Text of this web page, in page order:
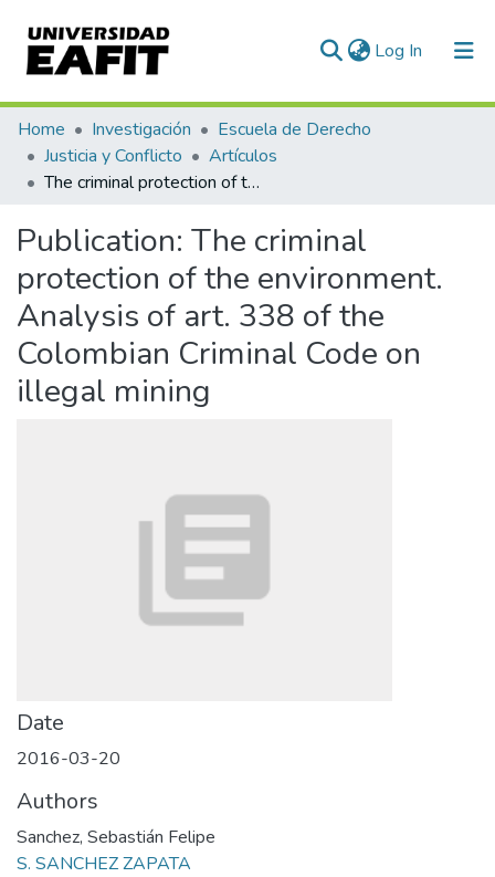
Log In (current)
Communities & Collections
All of DSpace
Home Investigación
Escuela de Derecho
Justicia y Conflicto
Artículos
The criminal protection of the environment. Analysis of art. 338 of the Colombian Criminal Code on illegal mining
Publication: The criminal
protection of the environment.
Analysis of art. 338 of the
Colombian Criminal Code on
illegal mining
Date
2016-03-20
Authors
Sanchez, Sebastián Felipe
S. SANCHEZ ZAPATA